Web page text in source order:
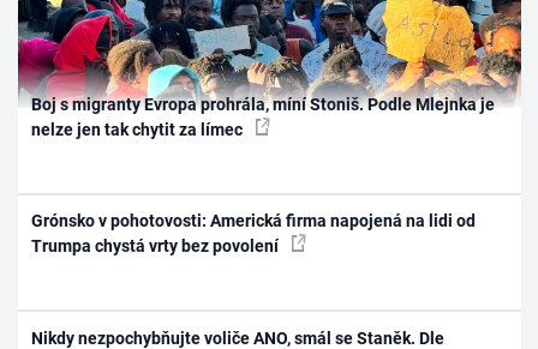
Boj s migranty Evropa prohrála, míní Stoniš. Podle Mlejnka je
nelze jen tak chytit za límec
Grónsko v pohotovosti: Americká firma napojená na lidi od
Trumpa chystá vrty bez povolení
Nikdy nezpochybňujte voliče ANO, smál se Staněk. Dle